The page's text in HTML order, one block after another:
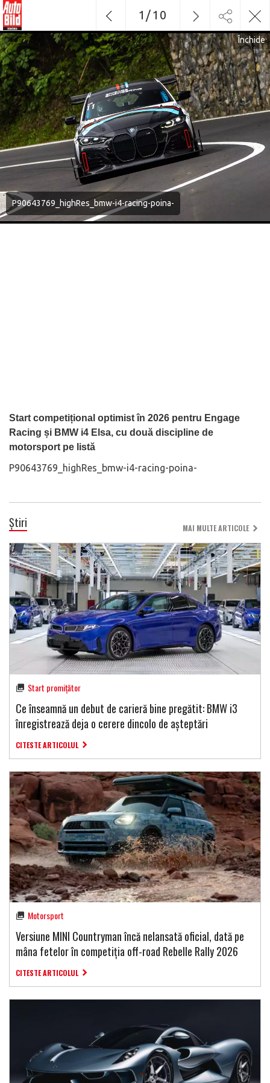
P90643769_highRes_bmw-i4-racing-poina-
Start competițional optimist în 2026 pentru Engage
Racing și BMW i4 Elsa, cu două discipline de
motorsport pe listă
P90643769_highRes_bmw-i4-racing-poina-
Închide
1 /10
Știri MAI MULTE ARTICOLE
Start promițător
Ce înseamnă un debut de carieră bine pregătit: BMW i3
înregistrează deja o cerere dincolo de așteptări
CITESTE ARTICOLUL
Motorsport
Versiune MINI Countryman încă nelansată oficial, dată pe
mâna fetelor în competiția off-road Rebelle Rally 2026
CITESTE ARTICOLUL